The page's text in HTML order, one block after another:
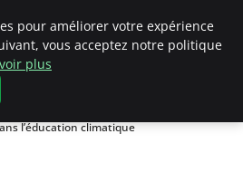
climatique
l’éducation climatique
pour améliorer votre expérience
vous acceptez notre politique
plus